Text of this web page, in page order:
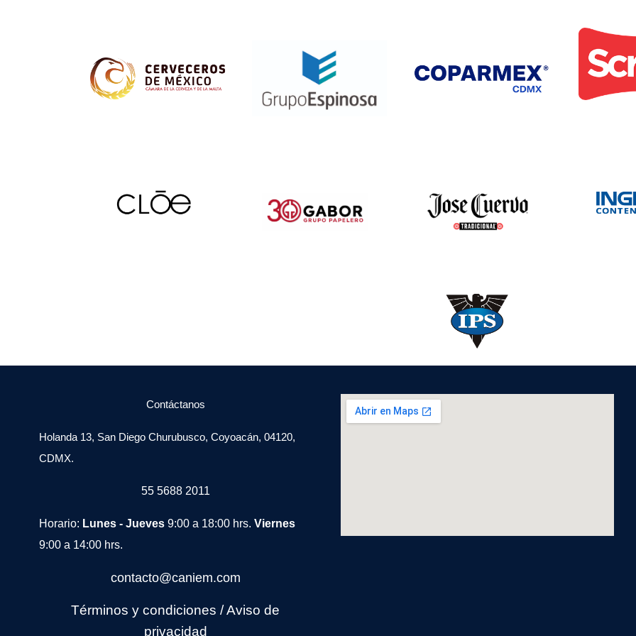
Contáctanos
Holanda 13, San Diego Churubusco, Coyoacán, 04120,
CDMX.
55 5688 2011
Horario: Lunes - Jueves 9:00 a 18:00 hrs. Viernes
9:00 a 14:00 hrs.
contacto@caniem.com
Términos y condiciones /Aviso de
privacidad